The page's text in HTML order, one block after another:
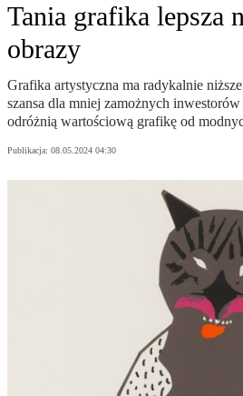
Tania grafika lepsza
obrazy
Grafika artystyczna ma radykalnie
szansa dla mniej zamożnych
odróżnią wartościową grafikę od
Publikacja: 08.05.2024 04:30